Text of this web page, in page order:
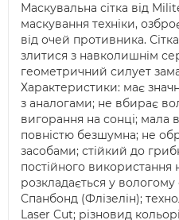
Маскувальна сітка від
маскування техніки,
від очей противника.
злитися з навколишнім
геометричний силует
Характеристики: має
з аналогами; не вбирає
вигорання на сонці; мала
повністю безшумна; не
засобами; стійкий до
постійного використання
розкладається у
Спанбонд (Флізелін);
Laser Cut; різновид